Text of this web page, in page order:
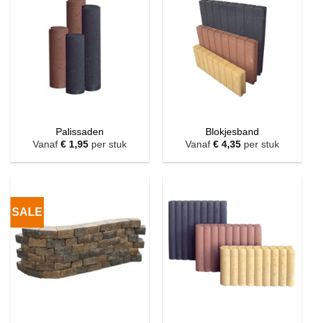
Palissaden
Vanaf € 1,95 per stuk
Blokjesband
Vanaf € 4,35 per stuk
SALE